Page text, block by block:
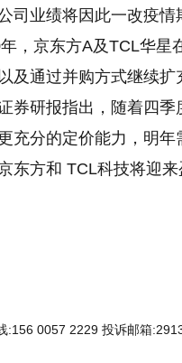
司业绩将因此一改疫
，京东方A及TCL华星
及通过并购方式继续扩
券研报指出，随着四
充分的定价能力，明
东方和 TCL科技将迎
:156 0057 2229 投诉邮箱